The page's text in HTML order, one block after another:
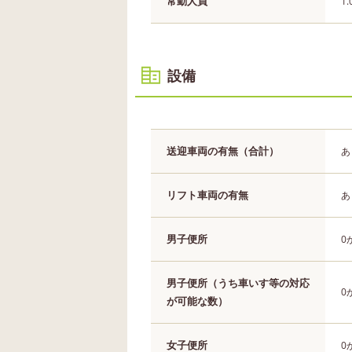
設備
送迎車両の有無（合計） あ
リフト車両の有無 あ
男子便所 0
男子便所（うち車いす等の対応
が可能な数）
0
女子便所 0